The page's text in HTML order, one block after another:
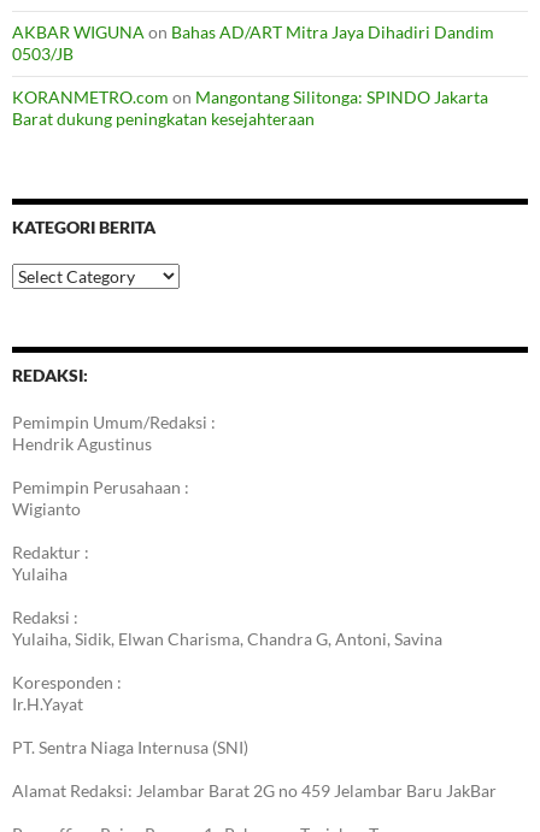
AKBAR WIGUNA on Bahas AD/ART Mitra Jaya Dihadiri Dandim
0503/JB
KORANMETRO.com on Mangontang Silitonga: SPINDO Jakarta
Barat dukung peningkatan kesejahteraan
KATEGORI BERITA
Kategori
Berita
REDAKSI:
Pemimpin Umum/Redaksi :
Hendrik Agustinus
Pemimpin Perusahaan :
Wigianto
Redaktur :
Yulaiha
Redaksi :
Yulaiha, Sidik, Elwan Charisma, Chandra G, Antoni, Savina
Koresponden :
Ir.H.Yayat
PT. Sentra Niaga Internusa (SNI)
Alamat Redaksi: Jelambar Barat 2G no 459 Jelambar Baru JakBar